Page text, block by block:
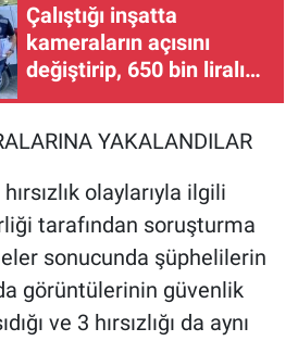
Çalıştığı inşatta
kameraların açısını
değiştirip, 650 bin liralık
kablo çaldı
YAKALANDILAR
olaylarıyla ilgili
tarafından soruşturma
sonucunda şüphelilerin
görüntülerinin güvenlik
ve 3 hırsızlığı da aynı